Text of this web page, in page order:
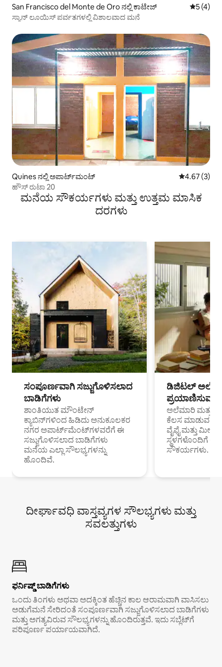
San Francisco del Monte de Oro ನಲ್ಲಿ ಕಾಟೇಜ್ 5 ರಲ್ಲಿ 5
5 (4)
ಸ್ಯಾನ್ ಲೂಯಿಸ್ ಪರ್ವತಗಳಲ್ಲಿ ವಿಶಾಲವಾದ ಮನೆ
Quines ನಲ್ಲಿ ಅಪಾರ್ಟ್‌ಮಂಟ್ 5 ರಲ್ಲಿ 4.67
4.67 (3)
ಹೌಸ್ ರುಟಾ 20
ಮನೆಯ ಸೌಕರ್ಯಗಳು ಮತ್ತು ಉತ್ತಮ ಮಾಸಿಕ
ದರಗಳು
ಸಂಪೂರ್ಣವಾಗಿ ಸಜ್ಜುಗೊಳಿಸಲಾದ
ಬಾಡಿಗೆಗಳು
ಶಾಂತಿಯುತ ಮೌಂಟೇನ್
ಕ್ಯಾಬಿನ್‌ಗಳಿಂದ ಹಿಡಿದು ಅನುಕೂಲಕರ
ನಗರ ಅಪಾರ್ಟ್‌ಮೆಂಟ್‌ಗಳವರೆಗೆ ಈ
ಸಜ್ಜುಗೊಳಿಸಲಾದ ಬಾಡಿಗೆಗಳು
ಮನೆಯ ಎಲ್ಲಾ ಸೌಲಭ್ಯಗಳನ್ನು
ಹೊಂದಿವೆ.
ಡಿಜಿಟಲ್
ಪ್ರಯಾಣಿಸುವ
ಅಲೆಮಾರಿ ಮತ್ತು
ಕೆಲಸ ಮಾಡುವ
ವೈಫೈ ಮತ್ತು
ಸ್ಥಳಗಳೊಂದಿಗೆ
ಸೌಕರ್ಯಗಳು.
ದೀರ್ಘಾವಧಿ ವಾಸ್ತವ್ಯಗಳ ಸೌಲಭ್ಯಗಳು ಮತ್ತು
ಸವಲತ್ತುಗಳು
ಫರ್ನಿಷ್ಡ್ ಬಾಡಿಗೆಗಳು
ಒಂದು ತಿಂಗಳು ಅಥವಾ ಅದಕ್ಕಿಂತ ಹೆಚ್ಚಿನ ಕಾಲ ಆರಾಮವಾಗಿ ವಾಸಿಸಲು
ಅಡುಗೆಮನೆ ಸೇರಿದಂತೆ ಸಂಪೂರ್ಣವಾಗಿ ಸಜ್ಜುಗೊಳಿಸಲಾದ ಬಾಡಿಗೆಗಳು
ಮತ್ತು ಅಗತ್ಯವಿರುವ ಸೌಲಭ್ಯಗಳನ್ನು ಹೊಂದಿರುತ್ತವೆ. ಇದು ಸಬ್ಲೆಟ್‌ಗೆ
ಪರಿಪೂರ್ಣ ಪರ್ಯಾಯವಾಗಿದೆ.